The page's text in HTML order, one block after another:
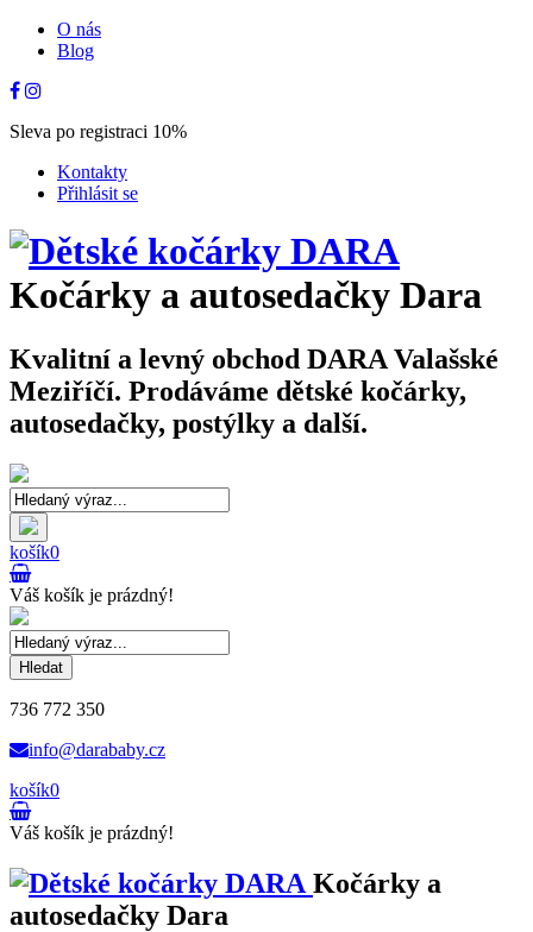
O nás
Blog
Sleva po registraci 10%
Kontakty
Přihlásit se
Kočárky a autosedačky Dara
Kvalitní a levný obchod DARA Valašské
Meziříčí. Prodáváme dětské kočárky,
autosedačky, postýlky a další.
košík0
Váš košík je prázdný!
Hledat
736 772 350
info@darababy.cz
košík0
Váš košík je prázdný!
Kočárky a
autosedačky Dara